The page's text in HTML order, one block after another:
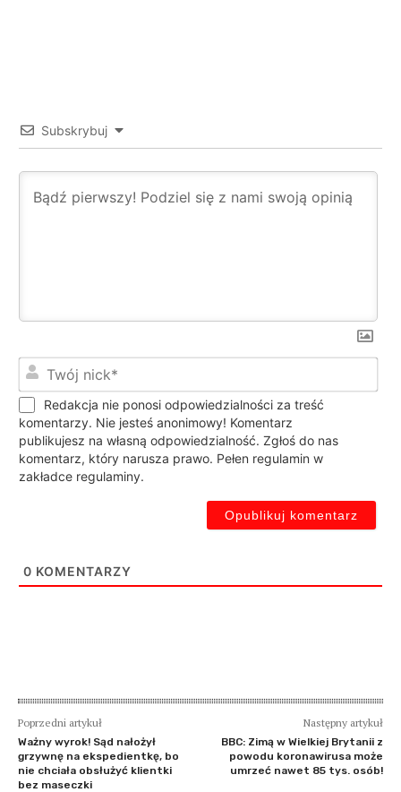
Subskrybuj
Redakcja nie ponosi odpowiedzialności za treść
komentarzy. Nie jesteś anonimowy! Komentarz
publikujesz na własną odpowiedzialność. Zgłoś do nas
komentarz, który narusza prawo. Pełen regulamin w
zakładce regulaminy.
0 KOMENTARZY
Poprzedni artykuł
Ważny wyrok! Sąd nałożył
grzywnę na ekspedientkę, bo
nie chciała obsłużyć klientki
bez maseczki
Następny artykuł
BBC: Zimą w Wielkiej Brytanii z
powodu koronawirusa może
umrzeć nawet 85 tys. osób!